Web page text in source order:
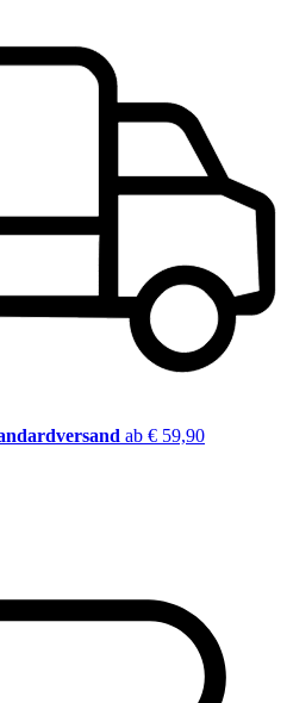
ab € 59,90